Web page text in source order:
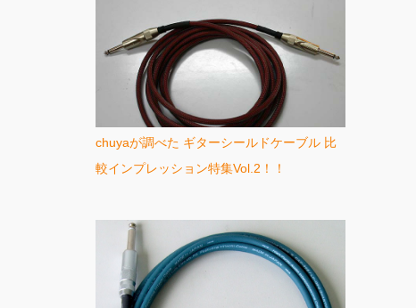
chuyaが調べた ギターシールドケーブル 比
較インプレッション特集Vol.2！！